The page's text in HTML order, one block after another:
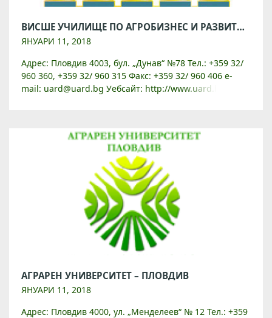
ВИСШЕ УЧИЛИЩЕ ПО АГРОБИЗНЕС И РАЗВИТИЕ НА РЕГИОНИТЕ
ЯНУАРИ 11, 2018
Адрес: Пловдив 4003, бул. „Дунав“ №78 Тел.: +359 32/
960 360, +359 32/ 960 315 Факс: +359 32/ 960 406 e-
mail: uard@uard.bg Уебсайт: http://www.uard.bg/
АГРАРЕН УНИВЕРСИТЕТ – ПЛОВДИВ
ЯНУАРИ 11, 2018
Адрес: Пловдив 4000, ул. „Менделеев“ № 12 Тел.: +359